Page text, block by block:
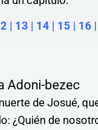
| 13 | 14 | 15 | 16 |
Adoni-bezec
de Josué,
¿Quién de